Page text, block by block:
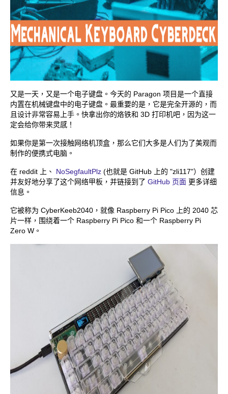
又是一天，又是一个电子键盘。今天的 Paragon 项目是一个直接
内置在机械键盘中的电子键盘。最重要的是，它是完全开源的，而
且设计非常容易上手。快拿出你的烙铁和 3D 打印机吧，因为这一
定会给你带来灵感！
如果你是第一次接触网络机顶盒，那么它们大多是人们为了美观而
制作的便携式电脑。
在 reddit 上、 NoSegfaultPlz (也就是 GitHub 上的 "zli117"）创建
并友好地分享了这个网络甲板，并链接到了 GitHub 页面 更多详细
信息。
它被称为 CyberKeeb2040，就像 Raspberry Pi Pico 上的 2040 芯
片一样，围绕着一个 Raspberry Pi Pico 和一个 Raspberry Pi
Zero W。